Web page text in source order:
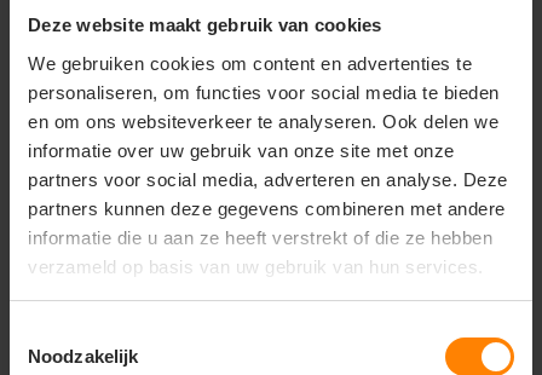
Deze website maakt gebruik van cookies
We gebruiken cookies om content en advertenties te
personaliseren, om functies voor social media te bieden
en om ons websiteverkeer te analyseren. Ook delen we
informatie over uw gebruik van onze site met onze
partners voor social media, adverteren en analyse. Deze
partners kunnen deze gegevens combineren met andere
informatie die u aan ze heeft verstrekt of die ze hebben
verzameld op basis van uw gebruik van hun services.
Noodzakelijk
Machinewasbaar volgens label
Niet bleken
Strijken volgens label
Unieke eigenschappen
Comfortabele en ademende sportpasvorm
Duurzaam materiaal van gerecycled polyester
Geschikt voor werk, sport en dagelijks gebruik
Onder voorbehoud van
productveranderingen